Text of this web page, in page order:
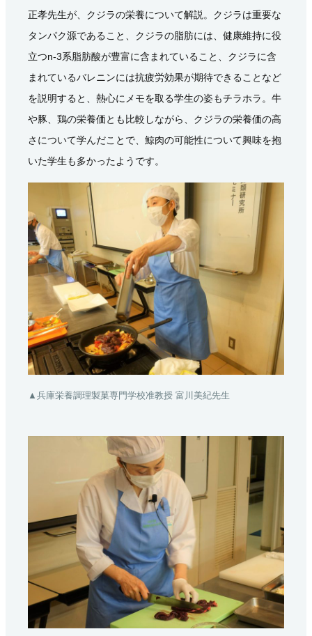
正孝先生が、クジラの栄養について解説。クジラは重要な
タンパク源であること、クジラの脂肪には、健康維持に役
立つn-3系脂肪酸が豊富に含まれていること、クジラに含
まれているバレニンには抗疲労効果が期待できることなど
を説明すると、熱心にメモを取る学生の姿もチラホラ。牛
や豚、鶏の栄養価とも比較しながら、クジラの栄養価の高
さについて学んだことで、鯨肉の可能性について興味を抱
いた学生も多かったようです。
▲兵庫栄養調理製菓専門学校准教授 富川美紀先生